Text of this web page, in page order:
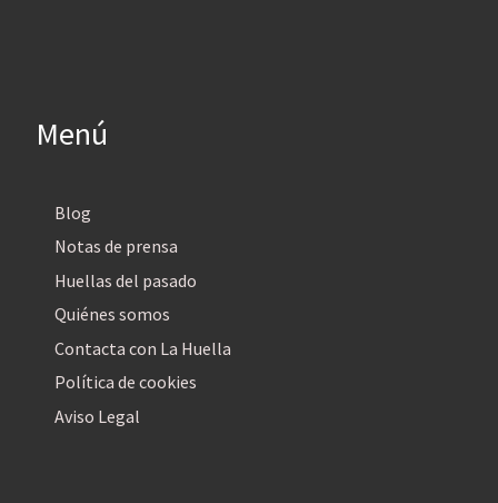
Menú
Blog
Notas de prensa
Huellas del pasado
Quiénes somos
Contacta con La Huella
Política de cookies
Aviso Legal